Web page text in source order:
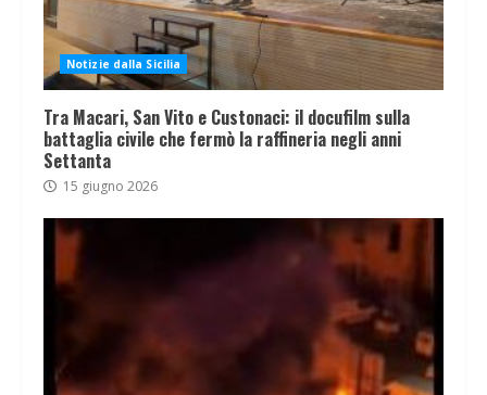
Notizie dalla Sicilia
Tra Macari, San Vito e Custonaci: il docufilm sulla
battaglia civile che fermò la raffineria negli anni
Settanta
15 giugno 2026